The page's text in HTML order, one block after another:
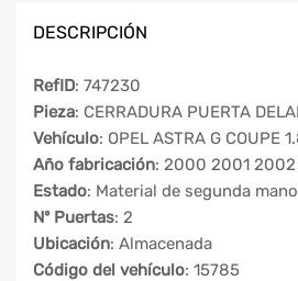
DESCRIPCIÓN
RefID: 747230
Pieza: CERRADURA PUERTA
Vehículo: OPEL ASTRA G COUPE
Año fabricación: 2000 2001
Estado: Material de segunda mano
Nº Puertas: 2
Ubicación: Almacenada
Código del vehículo: 15785